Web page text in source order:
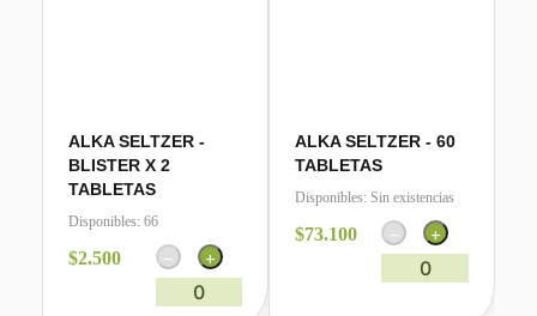
ALKA SELTZER -
BLISTER X 2
TABLETAS
Disponibles: 66
$2.500 − +
0
ALKA SELTZER - 60
TABLETAS
Disponibles: Sin existencias
$73.100 − +
0